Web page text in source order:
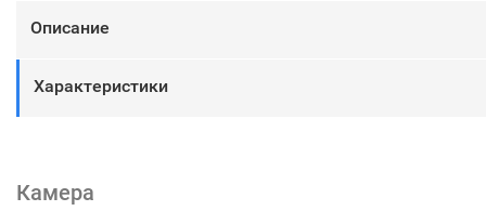
Описание
Характеристики
Камера